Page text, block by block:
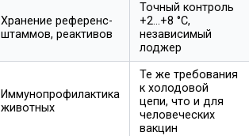
Хранение референс-
штаммов, реактивов
Точный контроль
+2…+8 °C,
независимый
лоджер
Иммунопрофилактика
животных
Те же требования
к холодовой
цепи, что и для
человеческих
вакцин